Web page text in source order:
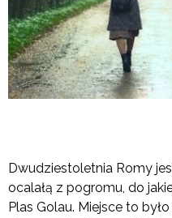
Dwudziestoletnia Romy
ocalałą z pogromu, do
Plas Golau. Miejsce to